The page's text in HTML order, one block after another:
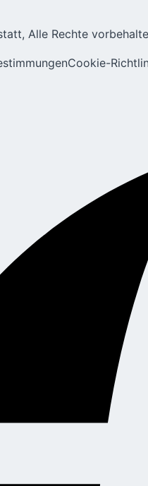
Alle Rechte
Cookie-